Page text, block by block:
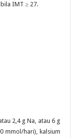
IMT ≥ 27.
2,4 g Na, atau 6 g
mmol/hari), kalsium